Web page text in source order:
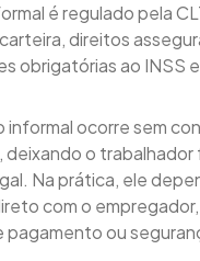
é regulado pela
direitos
obrigatórias ao INSS
informal ocorre sem
deixando o trabalhador
Na prática, ele
com o
pagamento ou